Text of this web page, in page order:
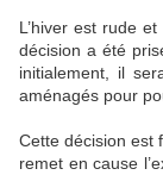
L’hiver est rude
décision a été
initialement, il
aménagés pour
Cette décision est
remet en cause